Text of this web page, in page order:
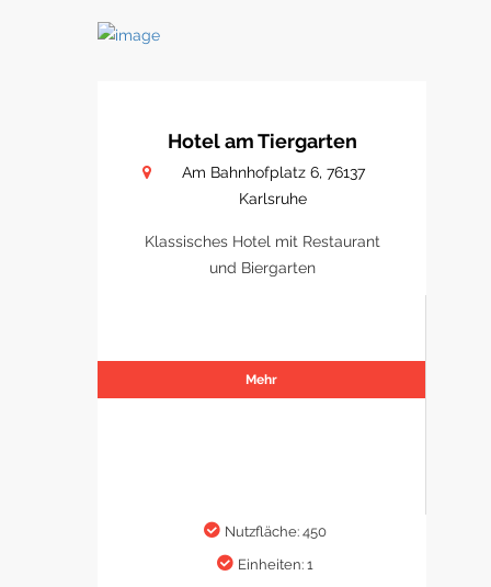
Hotel am Tiergarten
Am Bahnhofplatz 6, 76137
Karlsruhe
Klassisches Hotel mit Restaurant
und Biergarten
Mehr
Nutzfläche: 450
Einheiten: 1